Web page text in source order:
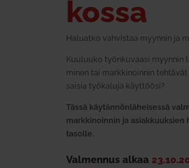
kossa
Haluatko vah­vistaa myynnin ja
Kuu­luuko työn­ku­vaasi myynnin
minen tai mark­ki­noinnin
saisia työ­kaluja käyt­töösi?
Tässä käy­tän­nön­lä­hei­sessä
mark­ki­noinnin ja
tasolle.
Val­mennus alkaa